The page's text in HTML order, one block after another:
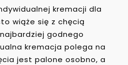
kremacji dla
wiąże się z chęcią
godnego
kremacja polega na
jest palone osobno, a